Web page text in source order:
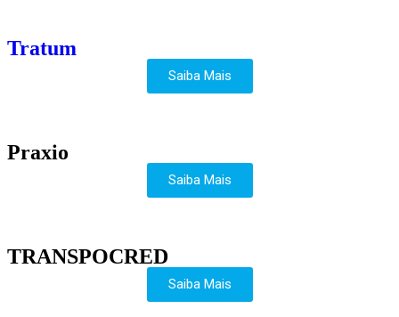
Tratum
Saiba Mais
Praxio
Saiba Mais
TRANSPOCRED
Saiba Mais